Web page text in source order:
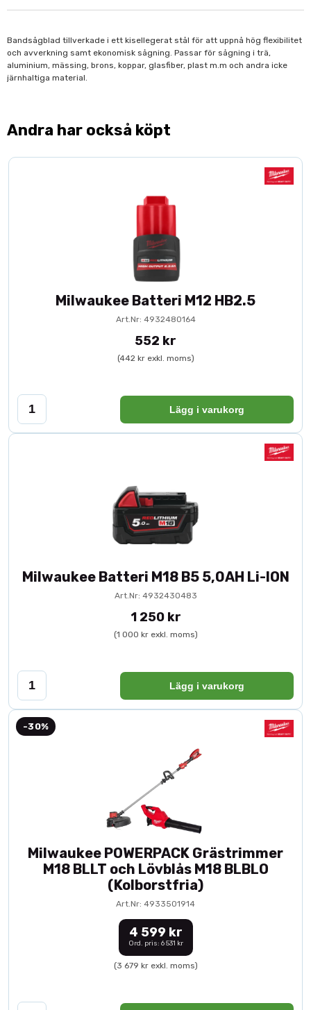
Bandsågblad tillverkade i ett kisellegerat stål för att uppnå hög flexibilitet
och avverkning samt ekonomisk sågning. Passar för sågning i trä,
aluminium, mässing, brons, koppar, glasfiber, plast m.m och andra icke
järnhaltiga material.
Andra har också köpt
Milwaukee Batteri M12 HB2.5
Art.Nr: 4932480164
552 kr
(442 kr exkl. moms)
Lägg i varukorg
Milwaukee Batteri M18 B5 5,0AH Li-ION
Art.Nr: 4932430483
1 250 kr
(1 000 kr exkl. moms)
Lägg i varukorg
-30%
Milwaukee POWERPACK Grästrimmer
M18 BLLT och Lövblås M18 BLBLO
(Kolborstfria)
Art.Nr: 4933501914
4 599 kr
Ord. pris: 6 531 kr
(3 679 kr exkl. moms)